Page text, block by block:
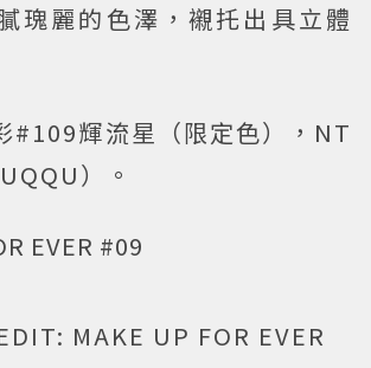
瑰麗的色澤，襯托出具立體
#109輝流星（限定色），NT
）。
EVER #09
MAKE UP FOR EVER